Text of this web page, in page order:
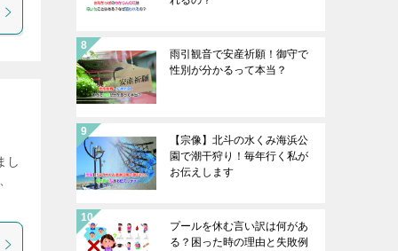
し
雨引観音で安産祈願！御守で
性別が分かるって本当？
【宗像】北斗の水くみ海浜公
園で潮干狩り！毎年行く私が
お伝えします
プールを休む言い訳は何があ
る？困った時の理由と失敗例